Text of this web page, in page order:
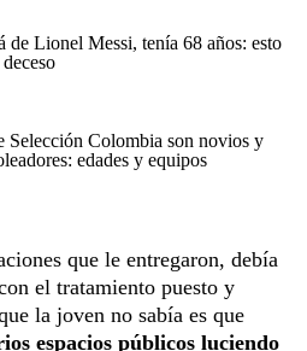
de Lionel Messi, tenía 68 años: esto
Selección Colombia son novios y
edades y equipos
que le entregaron, debía
el tratamiento puesto y
la joven no sabía es que
espacios públicos luciendo